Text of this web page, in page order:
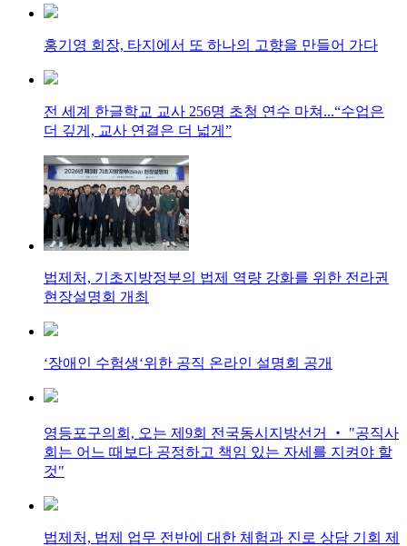
홍기영 회장, 타지에서 또 하나의 고향을 만들어 가다
전 세계 한글학교 교사 256명 초청 연수 마쳐...“수업은
더 깊게, 교사 연결은 더 넓게”
법제처, 기초지방정부의 법제 역량 강화를 위한 전라권
현장설명회 개최
‘장애인 수험생‘위한 공직 온라인 설명회 공개
영등포구의회, 오는 제9회 전국동시지방선거 ‧ "공직사
회는 어느 때보다 공정하고 책임 있는 자세를 지켜야 할
것"
법제처, 법제 업무 전반에 대한 체험과 진로 상담 기회 제